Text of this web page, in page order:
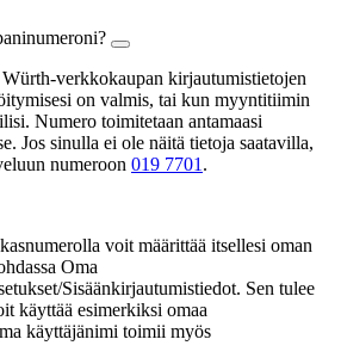
verkkokaupan kirjautumistietojen
on valmis, tai kun myyntitiimin
Numero toimitetaan antamaasi
Jos sinulla ei ole näitä tietoja saatavilla,
numeroon 019 7701 .
voit määrittää itsellesi oman
Oma
Sisäänkirjautumistiedot. Sen tulee
käyttää esimerkiksi omaa
käyttäjänimi toimii myös